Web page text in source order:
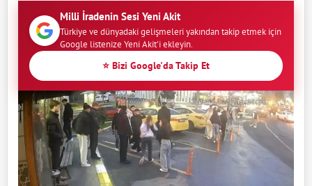
Milli İradenin Sesi Yeni Akit
Türkiye ve dünyadaki gelişmeleri yakından takip etmek için
Google listenize Yeni Akit'i ekleyin.
⭐ Bizi Google'da Takip Et